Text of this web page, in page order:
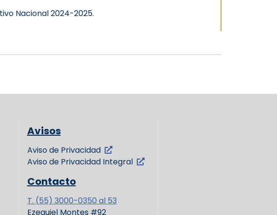
Nacional 2024-2025.
Avisos
Aviso de Privacidad
Aviso de Privacidad Integral
Contacto
T. (55) 3000-0350 al 53
Ezequiel Montes #92